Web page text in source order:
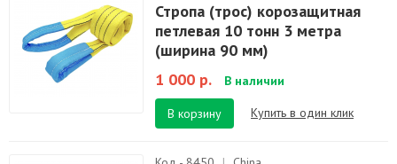
Стропа (трос) корозащитная
петлевая 10 тонн 3 метра
(ширина 90 мм)
1 000 р.
В наличии
В корзину Купить в один клик